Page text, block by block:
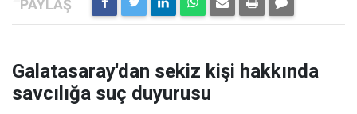
Galatasaray'dan sekiz kişi hakkında
savcılığa suç duyurusu